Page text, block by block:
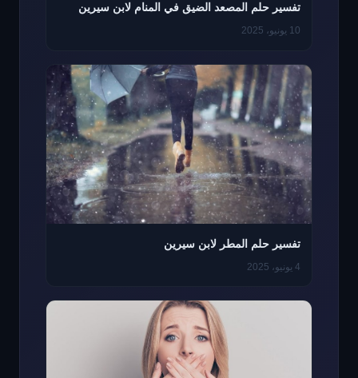
تفسير حلم المصعد الضيق في المنام لابن سيرين
10 يونيو، 2025
تفسير حلم المطر لابن سيرين
4 يونيو، 2025